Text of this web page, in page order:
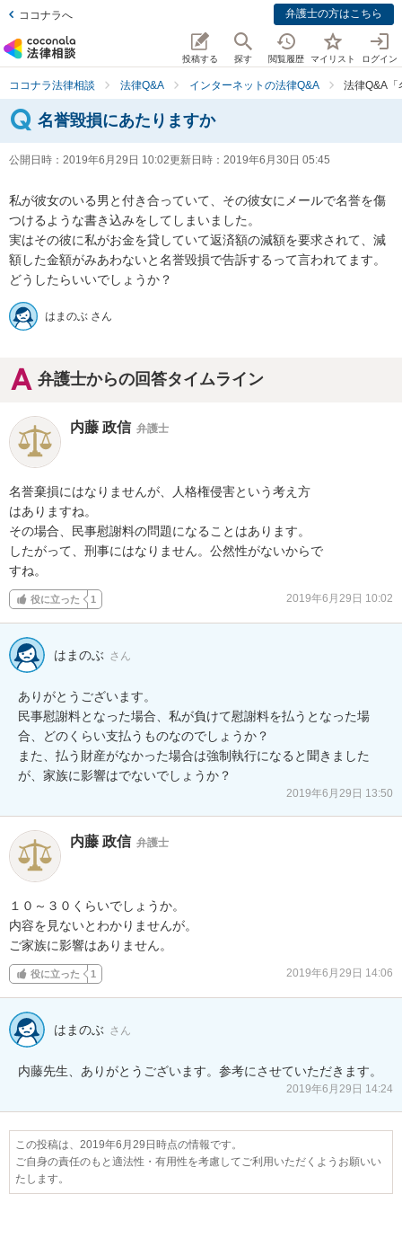
ココナラへ 弁護士の方はこちら
投稿する 探す 閲覧履歴 マイリスト ログイン
ココナラ法律相談 法律Q&A インターネットの法律Q&A 法律Q&A「
名誉毀損にあたりますか
公開日時： 2019年6月29日 10:02更新日時： 2019年6月30日 05:45
私が彼女のいる男と付き合っていて、その彼女にメールで名誉を傷
つけるような書き込みをしてしまいました。
実はその彼に私がお金を貸していて返済額の減額を要求されて、減
額した金額がみあわないと名誉毀損で告訴するって言われてます。
どうしたらいいでしょうか？
はまのぶ さん
弁護士からの回答タイムライン
内藤 政信 弁護士
名誉棄損にはなりませんが、人格権侵害という考え方
はありますね。
その場合、民事慰謝料の問題になることはあります。
したがって、刑事にはなりません。公然性がないからで
すね。
役に立った 1 2019年6月29日 10:02
はまのぶ さん
ありがとうございます。
民事慰謝料となった場合、私が負けて慰謝料を払うとなった場
合、どのくらい支払うものなのでしょうか？
また、払う財産がなかった場合は強制執行になると聞きました
が、家族に影響はでないでしょうか？
2019年6月29日 13:50
内藤 政信 弁護士
１０～３０くらいでしょうか。
内容を見ないとわかりませんが。
ご家族に影響はありません。
役に立った 1 2019年6月29日 14:06
はまのぶ さん
内藤先生、ありがとうございます。参考にさせていただきます。
2019年6月29日 14:24
この投稿は、2019年6月29日時点の情報です。
ご自身の責任のもと適法性・有用性を考慮してご利用いただくようお願いい
たします。